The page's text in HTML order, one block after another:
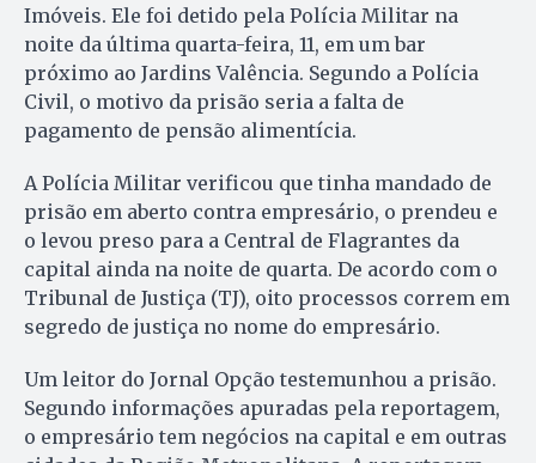
Imóveis. Ele foi detido pela Polícia Militar na
noite da última quarta-feira, 11, em um bar
próximo ao Jardins Valência. Segundo a Polícia
Civil, o motivo da prisão seria a falta de
pagamento de pensão alimentícia.
A Polícia Militar verificou que tinha mandado de
prisão em aberto contra empresário, o prendeu e
o levou preso para a Central de Flagrantes da
capital ainda na noite de quarta. De acordo com o
Tribunal de Justiça (TJ), oito processos correm em
segredo de justiça no nome do empresário.
Um leitor do Jornal Opção testemunhou a prisão.
Segundo informações apuradas pela reportagem,
o empresário tem negócios na capital e em outras